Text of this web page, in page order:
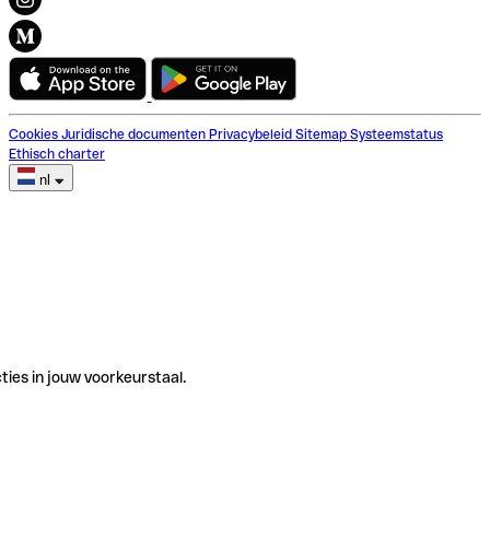
Cookies Juridische documenten Privacybeleid Sitemap Systeemstatus
Ethisch charter
nl
in jouw voorkeurstaal.